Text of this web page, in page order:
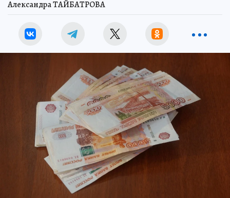
Александра ТАЙБАТРОВА